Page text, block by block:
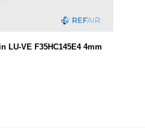
LU-VE F35HC145E4 4mm